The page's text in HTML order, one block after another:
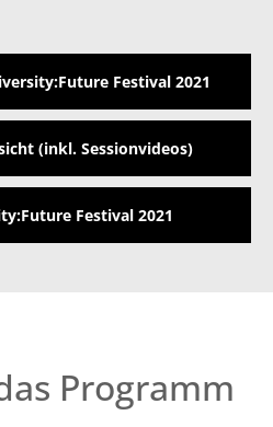
Festival 2021
(inkl. Sessionvideos)
Festival 2021
Programm